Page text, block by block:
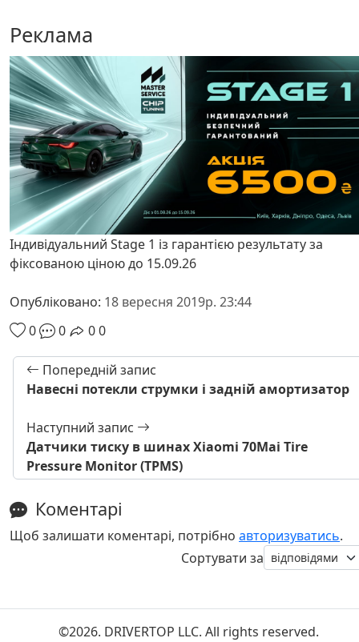
Реклама
Індивідуальний Stage 1 із гарантією результату за
фіксованою ціною до 15.09.26
Опубліковано: 18 вересня 2019р. 23:44
0
0 00
Попередній запис
Навесні потекли струмки і задній амортизатор
Наступний запис
Датчики тиску в шинах Xiaomi 70Mai Tire
Pressure Monitor (TPMS)
Коментарі
Щоб залишати коментарі, потрібно авторизуватись.
Сортувати за
©2026. DRIVERTOP LLC. All rights reserved.